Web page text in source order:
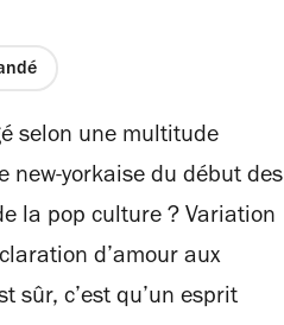
selon une multitude
new-yorkaise du début des
la pop culture ? Variation
d’amour aux
sûr, c’est qu’un esprit